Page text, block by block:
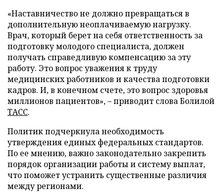
«Наставничество не должно превращаться в
дополнительную неоплачиваемую нагрузку.
Врач, который берет на себя ответственность за
подготовку молодого специалиста, должен
получать справедливую компенсацию за эту
работу. Это вопрос уважения к труду
медицинских работников и качества подготовки
кадров. И, в конечном счете, это вопрос здоровья
миллионов пациентов», – приводит слова Болилой
ТАСС.
Политик подчеркнула необходимость
утверждения единых федеральных стандартов.
По ее мнению, важно законодательно закрепить
порядок организации работы и систему выплат,
что поможет устранить существенные различия
между регионами.